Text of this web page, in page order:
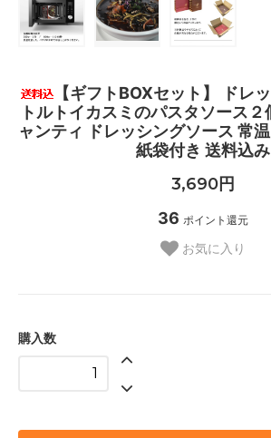
【ギフトBOXセット】 ドレ
トルトイカスミのパスタソース２
ャンティ ドレッシングソース 常
紙袋付き 送料込み
3,690円
36 ポイント還元
お気に入り
購入数